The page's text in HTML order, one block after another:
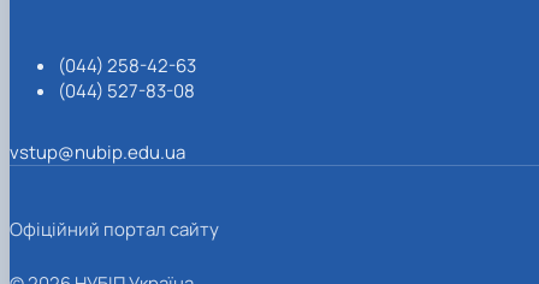
(044) 258-42-63
(044) 527-83-08
vstup@nubip.edu.ua
Офіційний портал сайту